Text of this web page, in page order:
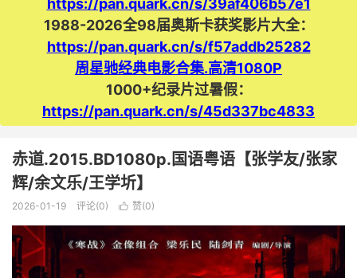
https://pan.quark.cn/s/39af406b57e1
1988-2026全98届奥斯卡获奖影片大全：
https://pan.quark.cn/s/f57addb25282
周星驰经典电影合集.高清1080P
1000+纪录片过暑假：
https://pan.quark.cn/s/45d337bc4833
赤道.2015.BD1080p.国语粤语【张学友/张家
辉/余文乐/王学圻】
2026-01-19 评论(0)  赞(0)